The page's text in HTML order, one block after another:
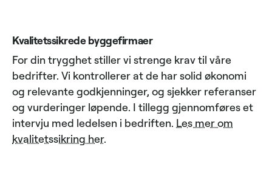
Kvalitetssikrede byggefirmaer
For din trygghet stiller vi strenge krav til våre
bedrifter. Vi kontrollerer at de har solid økonomi
og relevante godkjenninger, og sjekker referanser
og vurderinger løpende. I tillegg gjennomføres et
intervju med ledelsen i bedriften. Les mer om
kvalitetssikring her.